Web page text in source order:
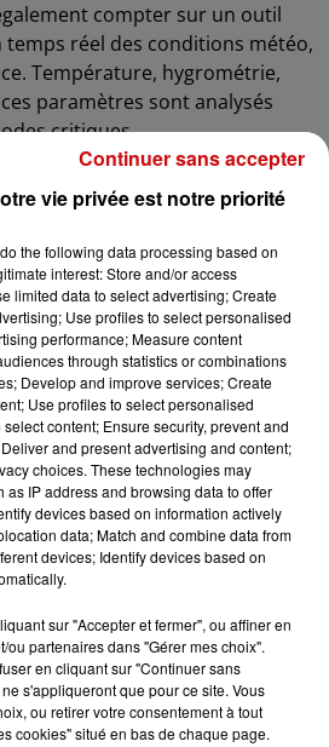
compter sur un outil
réel des conditions météo,
Température, hygrométrie,
paramètres sont analysés
critiques.
un vrai changement »,
sous-préfète et directrice de
2022 et 2023 ont été marqués
et une sécheresse prolongée,
significative du nombre
feux recensés en 2022, contre 3
arrosée, la vigilance reste de
près de 196 000 hectares de
de résineux, ce qui en fait l’un
boisés — et donc les plus à
plus de 600 000 euros dans le
matériels. La grande
sensibles, capables de
premiers signes d’un incendie.
disposent de 32 camions-
adaptés aux feux de
vie privée est notre priorité
do the following data processing based on
interest: Store and/or access
limited data to select advertising; Create
Use profiles to select personalised
performance; Measure content
through statistics or combinations
Develop and improve services; Create
Use profiles to select personalised
content; Ensure security, prevent and
and present advertising and content;
choices. These technologies may
as IP address and browsing data to offer
devices based on information actively
data; Match and combine data from
devices; Identify devices based on
sur "Accepter et fermer", ou affiner en
partenaires dans "Gérer mes choix".
en cliquant sur "Continuer sans
s'appliqueront que pour ce site. Vous
ou retirer votre consentement à tout
cookies" situé en bas de chaque page.
Continuer sans accepter